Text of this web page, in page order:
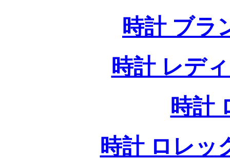
時計 ブラ
時計 レデ
時計
時計 ロレッ